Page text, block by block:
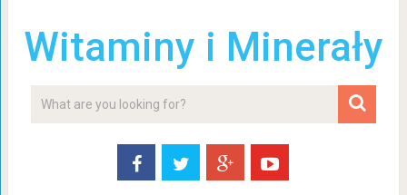
Witaminy i Minerały